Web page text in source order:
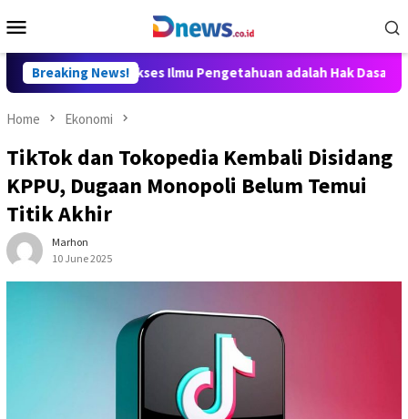
to
Menu
Breaking News!
Aditya: Akses Ilmu Pengetahuan adalah Hak Dasar Warga
Home Ekonomi
TikTok dan Tokopedia Kembali Disidang
KPPU, Dugaan Monopoli Belum Temui
Titik Akhir
Marhon
10 June 2025